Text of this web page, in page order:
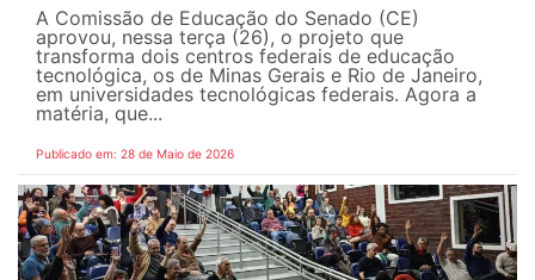
A Comissão de Educação do Senado (CE)
aprovou, nessa terça (26), o projeto que
transforma dois centros federais de educação
tecnológica, os de Minas Gerais e Rio de Janeiro,
em universidades tecnológicas federais. Agora a
matéria, que...
Publicado em: 28 de Maio de 2026